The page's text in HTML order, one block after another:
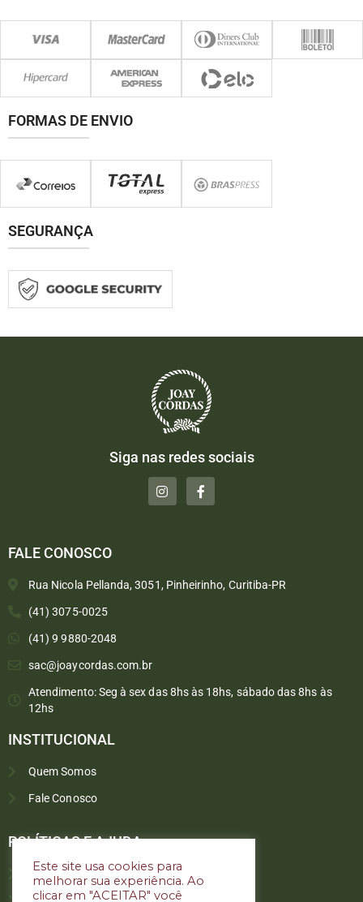
FORMAS DE ENVIO
SEGURANÇA
Siga nas redes sociais
FALE CONOSCO
Rua Nicola Pellanda, 3051, Pinheirinho, Curitiba-PR
(41) 3075-0025
(41) 9 9880-2048
sac@joaycordas.com.br
Atendimento: Seg à sex das 8hs às 18hs, sábado das 8hs às
12hs
INSTITUCIONAL
Quem Somos
Fale Conosco
POLÍTICAS E AJUDA
Política de troca e devoluções
Este site usa cookies para
melhorar sua experiência. Ao
clicar em "ACEITAR" vocêAtendimento